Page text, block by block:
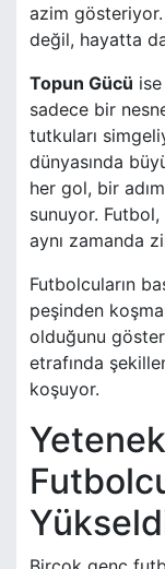
azim gösteriyor.
değil, hayatta
Topun Gücü
sadece bir
tutkuları
dünyasında
her gol, bir
sunuyor.
aynı zamanda
Futbolcuların
peşinden
olduğunu
etrafında
koşuyor.